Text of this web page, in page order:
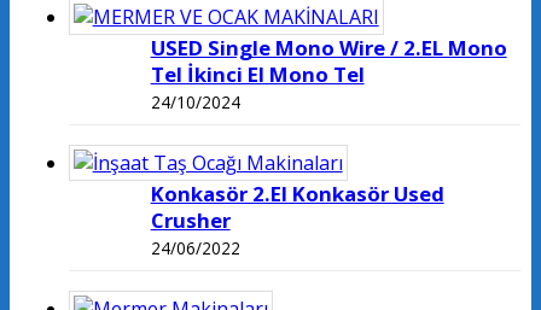
USED Single Mono Wire / 2.EL Mono
Tel İkinci El Mono Tel
24/10/2024
Konkasör 2.El Konkasör Used
Crusher
24/06/2022